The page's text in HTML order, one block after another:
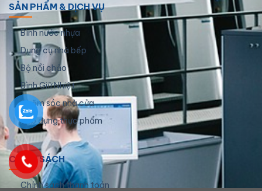
SẢN PHẨM & DỊCH VỤ
Bình nước nhựa
Dụng cụ nhà bếp
Bộ nồi chảo
Bình Giữ Nhiệt
Chăm sóc nhà cửa
Hộp đựng thực phẩm
CHÍNH SÁCH
Chính sách thanh toán